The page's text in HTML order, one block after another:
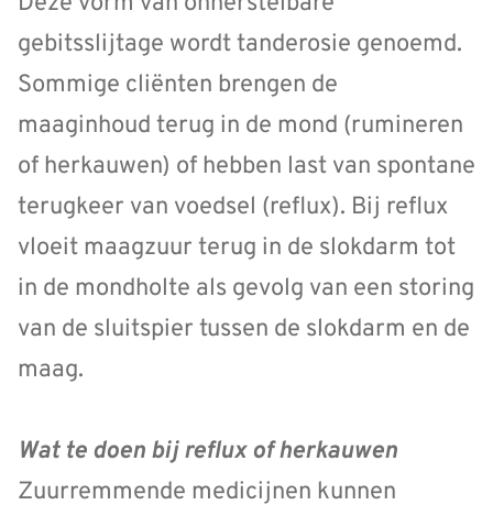
gebitsslijtage wordt tanderosie genoemd.
Sommige cliënten brengen de
maaginhoud terug in de mond (rumineren
of herkauwen) of hebben last van spontane
terugkeer van voedsel (reflux). Bij reflux
vloeit maagzuur terug in de slokdarm tot
in de mondholte als gevolg van een storing
van de sluitspier tussen de slokdarm en de
maag.
Wat te doen bij reflux of herkauwen
Zuurremmende medicijnen kunnen